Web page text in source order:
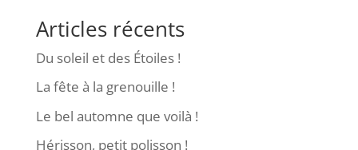
Articles récents
Du soleil et des Étoiles !
La fête à la grenouille !
Le bel automne que voilà !
Hérisson, petit polisson !